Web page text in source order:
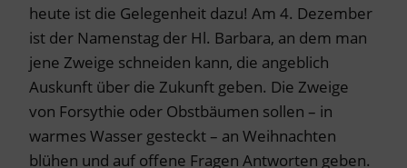
heute ist die Gelegenheit dazu! Am 4. Dezember
ist der Namenstag der Hl. Barbara, an dem man
jene Zweige schneiden kann, die angeblich
Auskunft über die Zukunft geben. Die Zweige
von Forsythie oder Obstbäumen sollen – in
warmes Wasser gesteckt – an Weihnachten
blühen und auf offene Fragen Antworten geben.